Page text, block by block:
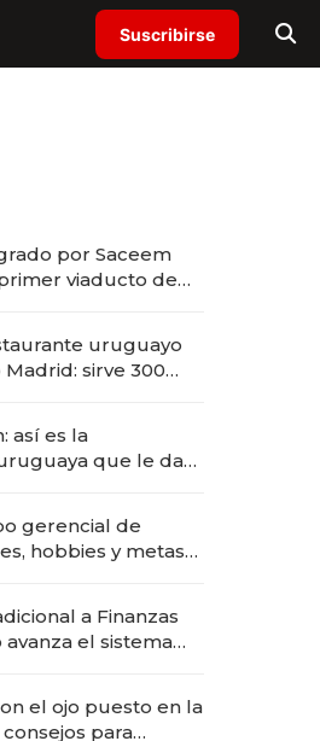
Suscribirse
por Saceem
viaducto de
uruguayo
sirve 300
así es la
que le da
gerencial de
hobbies y metas
a Finanzas
el sistema
el ojo puesto en la
para